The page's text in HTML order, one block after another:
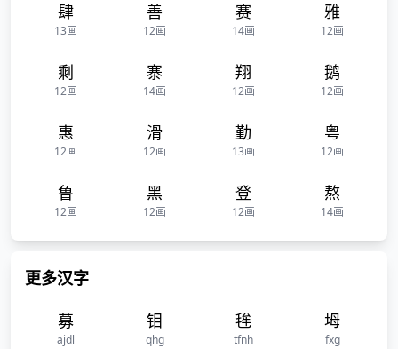
肆
13画
善
12画
赛
14画
雅
12画
剩
12画
寨
14画
翔
12画
鹅
12画
惠
12画
滑
12画
勤
13画
粤
12画
鲁
12画
黑
12画
登
12画
熬
14画
更多汉字
募
ajdl
钼
qhg
毪
tfnh
坶
fxg